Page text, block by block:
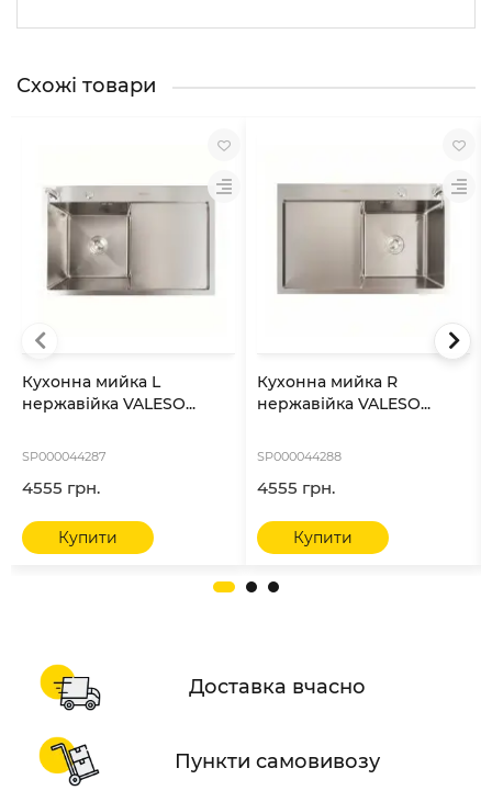
Схожі товари
Кухонна мийка L
нержавійка VALESO...
SP000044287
4555 грн.
Купити
Кухонна мийка R
нержавійка VALESO...
SP000044288
4555 грн.
Купити
Доставка вчасно
Пункти самовивозу